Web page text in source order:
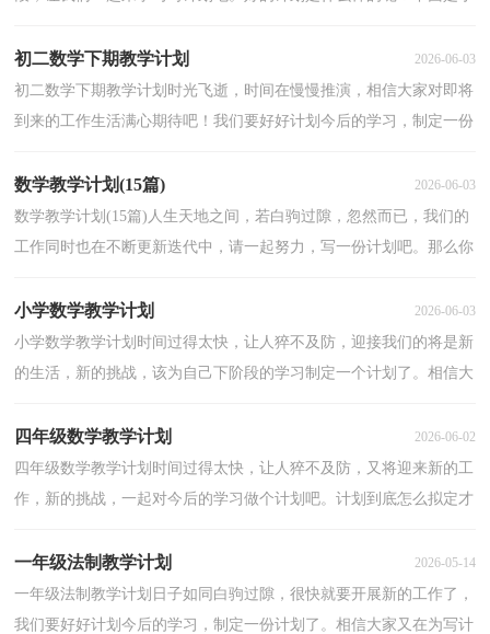
初二数学下期教学计划 2026-06-03
初二数学下期教学计划时光飞逝，时间在慢慢推演，相信大家对即将
到来的工作生活满心期待吧！我们要好好计划今后的学习，制定一份
数学教学计划(15篇) 2026-06-03
数学教学计划(15篇)人生天地之间，若白驹过隙，忽然而已，我们的
工作同时也在不断更新迭代中，请一起努力，写一份计划吧。那么你
小学数学教学计划 2026-06-03
小学数学教学计划时间过得太快，让人猝不及防，迎接我们的将是新
的生活，新的挑战，该为自己下阶段的学习制定一个计划了。相信大
四年级数学教学计划 2026-06-02
四年级数学教学计划时间过得太快，让人猝不及防，又将迎来新的工
作，新的挑战，一起对今后的学习做个计划吧。计划到底怎么拟定才
一年级法制教学计划 2026-05-14
一年级法制教学计划日子如同白驹过隙，很快就要开展新的工作了，
我们要好好计划今后的学习，制定一份计划了。相信大家又在为写计